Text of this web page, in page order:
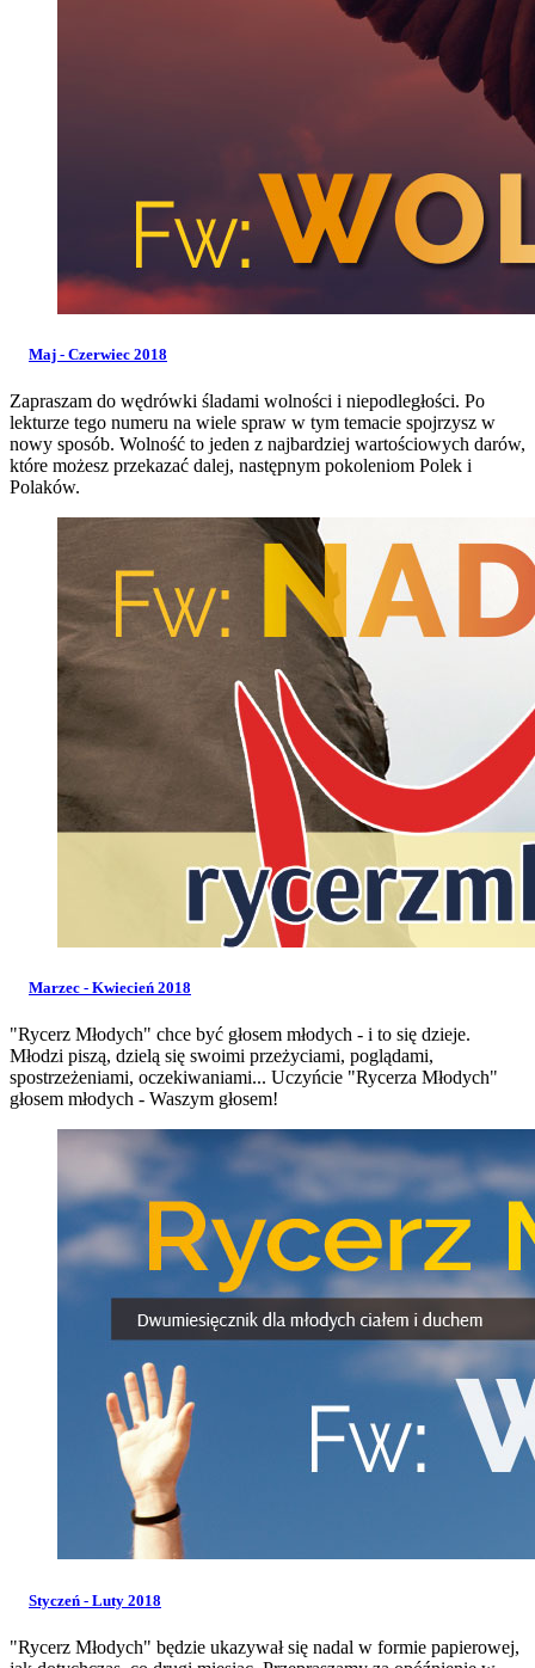
Maj - Czerwiec 2018
Zapraszam do wędrówki śladami wolności i niepodległości. Po
lekturze tego numeru na wiele spraw w tym temacie spojrzysz w
nowy sposób. Wolność to jeden z najbardziej wartościowych darów,
które możesz przekazać dalej, następnym pokoleniom Polek i
Polaków.
Marzec - Kwiecień 2018
"Rycerz Młodych" chce być głosem młodych - i to się dzieje.
Młodzi piszą, dzielą się swoimi przeżyciami, poglądami,
spostrzeżeniami, oczekiwaniami... Uczyńcie "Rycerza Młodych"
głosem młodych - Waszym głosem!
Styczeń - Luty 2018
"Rycerz Młodych" będzie ukazywał się nadal w formie papierowej,